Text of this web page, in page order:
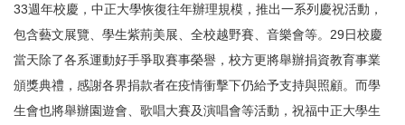
33週年校慶，中正大學恢復往年辦理規模，推出一系列慶祝活動，
包含藝文展覽、學生紫荊美展、全校越野賽、音樂會等。29日校慶
當天除了各系運動好手爭取賽事榮譽，校方更將舉辦捐資教育事業
頒獎典禮，感謝各界捐款者在疫情衝擊下仍給予支持與照顧。而學
生會也將舉辦園遊會、歌唱大賽及演唱會等活動，祝福中正大學生